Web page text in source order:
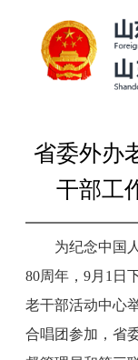
省委外办
干部工
为纪念中国
80周年，9月1日
老干部活动中心
合唱团参加，省